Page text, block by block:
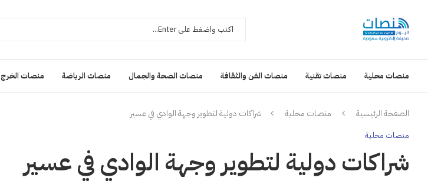
منصات محلية منصات تقنية منصات الفن والثقافة منصات الصحة والجمال منصات الرياضة منصات الخرج
الصفحة الرئيسية منصات محلية شراكات دولية لتطوير وجهة الوادي في عسير
منصات محلية
شراكات دولية لتطوير وجهة الوادي في عسير